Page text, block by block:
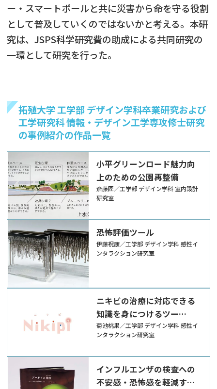
ー・スマートポールと共に災害から命を守る役割
として普及していくのではないかと考える。本研
究は、JSPS科学研究費の助成による共同研究の
一環として研究を行った。
拓殖大学 工学部 デザイン学科卒業研究および
工学研究科 情報・デザイン工学専攻修士研究
の事例紹介の作品一覧
小平グリーンロード魅力向
上のための公園再整備
斎藤匠／工学部 デザイン学科 室内設計
研究室
恐怖評価ツール
伊藤祝康／工学部 デザイン学科 感性イ
ンタラクション研究室
ニキビの治療に対応できる
知識を身につけるツー
ル“Nikipi”
菊池桃果／工学部 デザイン学科 感性イ
ンタラクション研究室
インフルエンザの検査への
不安感・恐怖感を軽減する